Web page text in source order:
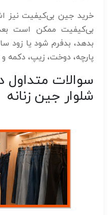
خرید جین بی‌کیفیت نیز
بی‌کیفیت ممکن است
بدهد، بدفرم شود یا زود
پارچه، دوخت، زیپ، دکمه
سوالات متداول
شلوار جین زنانه